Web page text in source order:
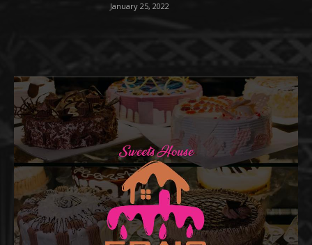
January 25, 2022